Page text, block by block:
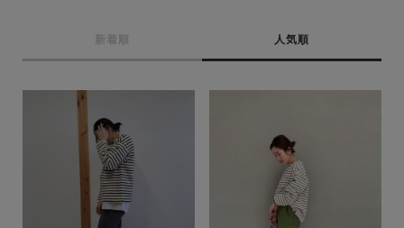
新着順 人気順